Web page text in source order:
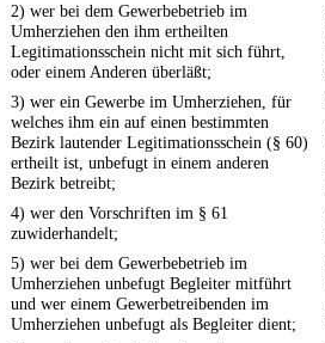
2) wer bei dem Gewerbebetrieb im
Umherziehen den ihm ertheilten
Legitimationsschein nicht mit sich führt,
oder einem Anderen überläßt;
3) wer ein Gewerbe im Umherziehen, für
welches ihm ein auf einen bestimmten
Bezirk lautender Legitimationsschein (§ 60)
ertheilt ist, unbefugt in einem anderen
Bezirk betreibt;
4) wer den Vorschriften im § 61
zuwiderhandelt;
5) wer bei dem Gewerbebetrieb im
Umherziehen unbefugt Begleiter mitführt
und wer einem Gewerbetreibenden im
Umherziehen unbefugt als Begleiter dient;